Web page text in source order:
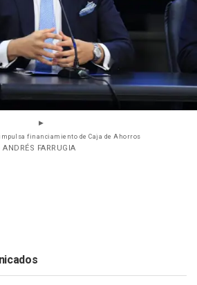
financiamiento de Caja de Ahorros
ANDRÉS FARRUGIA